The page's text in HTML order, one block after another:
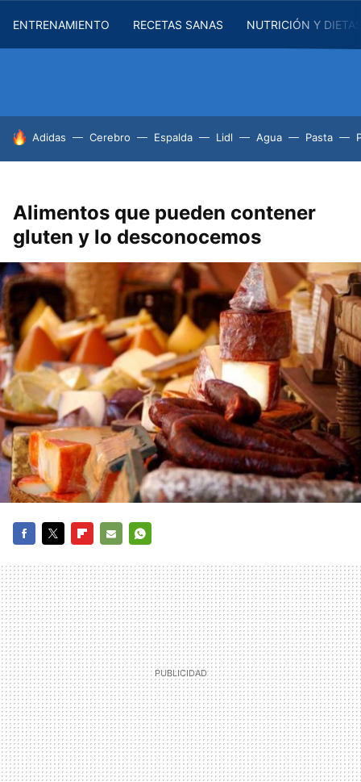
ENTRENAMIENTO RECETAS SANAS NUTRICIÓN Y
HOY SE HABLA DE
Adidas Cerebro Espalda Lidl Agua Pasta
Alimentos que pueden contener
gluten y lo desconocemos
MAIL